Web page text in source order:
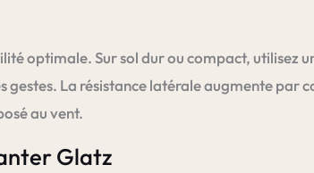
optimale. Sur sol dur ou compact,
gestes. La résistance latérale augmente
au vent.
Glatz